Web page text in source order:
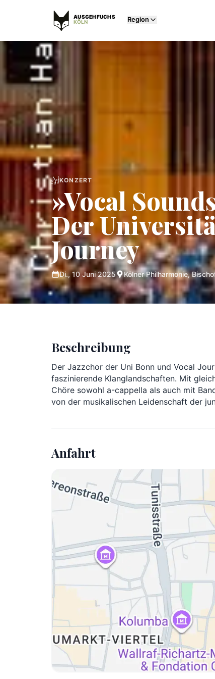
AUSGEHFUCHS
KÖLN
Region
KONZERT
»Vocal
Der
Journey
Di., 10 Juni 2025 Kölner Philharmonie,
Beschreibung
Der Jazzchor der Uni Bonn und Vocal
faszinierende Klanglandschaften. Mit
Chöre sowohl a-cappella als auch mit
von der musikalischen Leidenschaft der
Anfahrt